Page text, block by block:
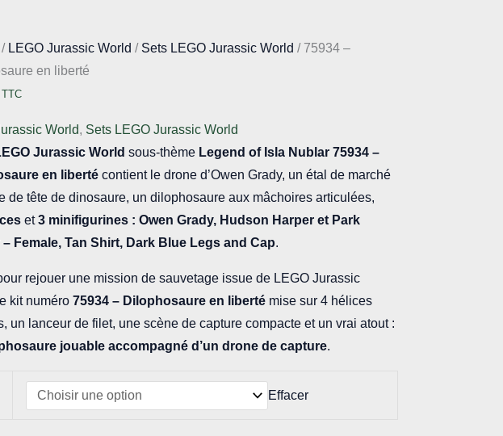
/ LEGO Jurassic World / Sets LEGO Jurassic World / 75934 –
en liberté
TTC
World, Sets LEGO Jurassic World
Jurassic World sous-thème Legend of Isla Nublar 75934 –
en liberté contient le drone d’Owen Grady, un étal de marché
de tête de dinosaure, un dilophosaure aux mâchoires articulées,
et3 minifigurines : Owen Grady, Hudson Harper et Park
Female, Tan Shirt, Dark Blue Legs and Cap.
rejouer une mission de sauvetage issue de LEGO Jurassic
kit numéro75934 – Dilophosaure en liberté mise sur 4 hélices
un lanceur de filet, une scène de capture compacte et un vrai atout :
jouable accompagné d’un drone de capture.
Effacer